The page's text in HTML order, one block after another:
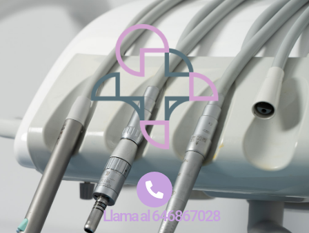
Llama al 646867028